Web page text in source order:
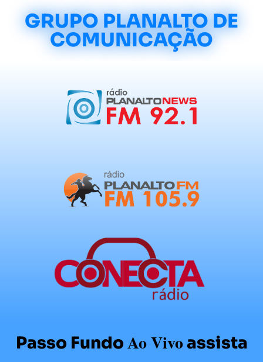
GRUPO PLANALTO DE
COMUNICAÇÃO
Passo FundoAo Vivoassista